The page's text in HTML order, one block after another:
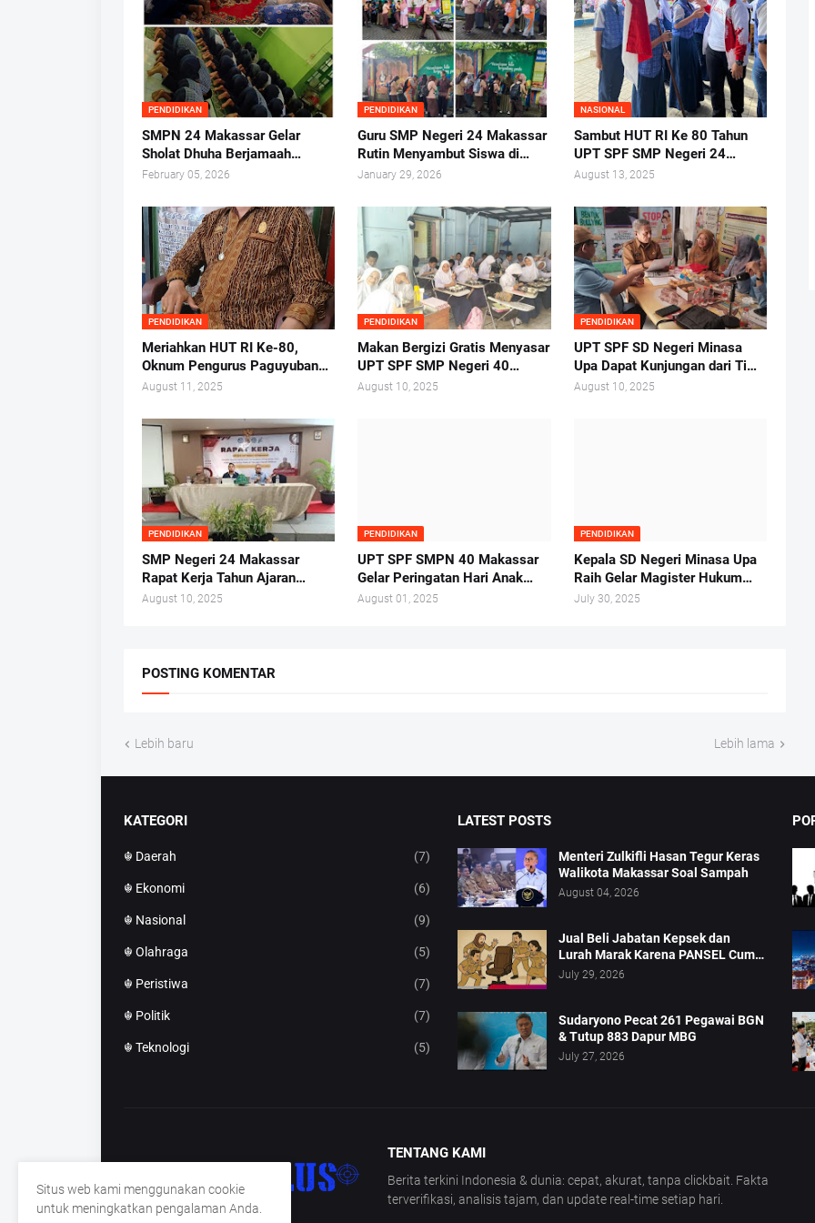
PENDIDIKAN
SMPN 24 Makassar Gelar
Sholat Dhuha Berjamaah
Sebelum Kegiatan Belajar
February 05, 2026
PENDIDIKAN
Guru SMP Negeri 24 Makassar
Rutin Menyambut Siswa di
Gerbang
January 29, 2026
NASIONAL
Sambut HUT RI Ke 80 Tahun
UPT SPF SMP Negeri 24
Makassar Gelar Pelantikan
2026.
August 13, 2025
PENDIDIKAN
Meriahkan HUT RI Ke-80,
Oknum Pengurus Paguyuban
SDN Labuang Baji 2 Pungut
August 11, 2025
PENDIDIKAN
Makan Bergizi Gratis Menyasar
UPT SPF SMP Negeri 40
Makassar
August 10, 2025
PENDIDIKAN
UPT SPF SD Negeri Minasa
Upa Dapat Kunjungan dari Tim
Lembaga Administrasi Negara
August 10, 2025
PENDIDIKAN
SMP Negeri 24 Makassar
Rapat Kerja Tahun Ajaran
2025/2026 di Hotel Whiz
August 10, 2025
PENDIDIKAN
UPT SPF SMPN 40 Makassar
Gelar Peringatan Hari Anak
Nasional Tahun 2025
August 01, 2025
PENDIDIKAN
Kepala SD Negeri Minasa Upa
Raih Gelar Magister Hukum
Tepat di Hari Anak Nasional
July 30, 2025
POSTING KOMENTAR
Lebih baru Lebih lama
KATEGORI
☬ Daerah (7)
☬ Ekonomi (6)
☬ Nasional (9)
☬ Olahraga (5)
☬ Peristiwa (7)
☬ Politik (7)
☬ Teknologi (5)
LATEST POSTS
Menteri Zulkifli Hasan Tegur Keras
Walikota Makassar Soal Sampah
August 04, 2026
Jual Beli Jabatan Kepsek dan
Lurah Marak Karena PANSEL Cuma
Pajangan
July 29, 2026
Sudaryono Pecat 261 Pegawai BGN
& Tutup 883 Dapur MBG
July 27, 2026
TENTANG KAMI
Berita terkini Indonesia & dunia: cepat, akurat, tanpa clickbait. Fakta
terverifikasi, analisis tajam, dan update real-time setiap hari.
Situs web kami menggunakan cookie
untuk meningkatkan pengalaman Anda.